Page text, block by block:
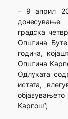
– 9 април
донесување
градска
Општина
година,
Општина
Одлуката
истата,
Карпош“;